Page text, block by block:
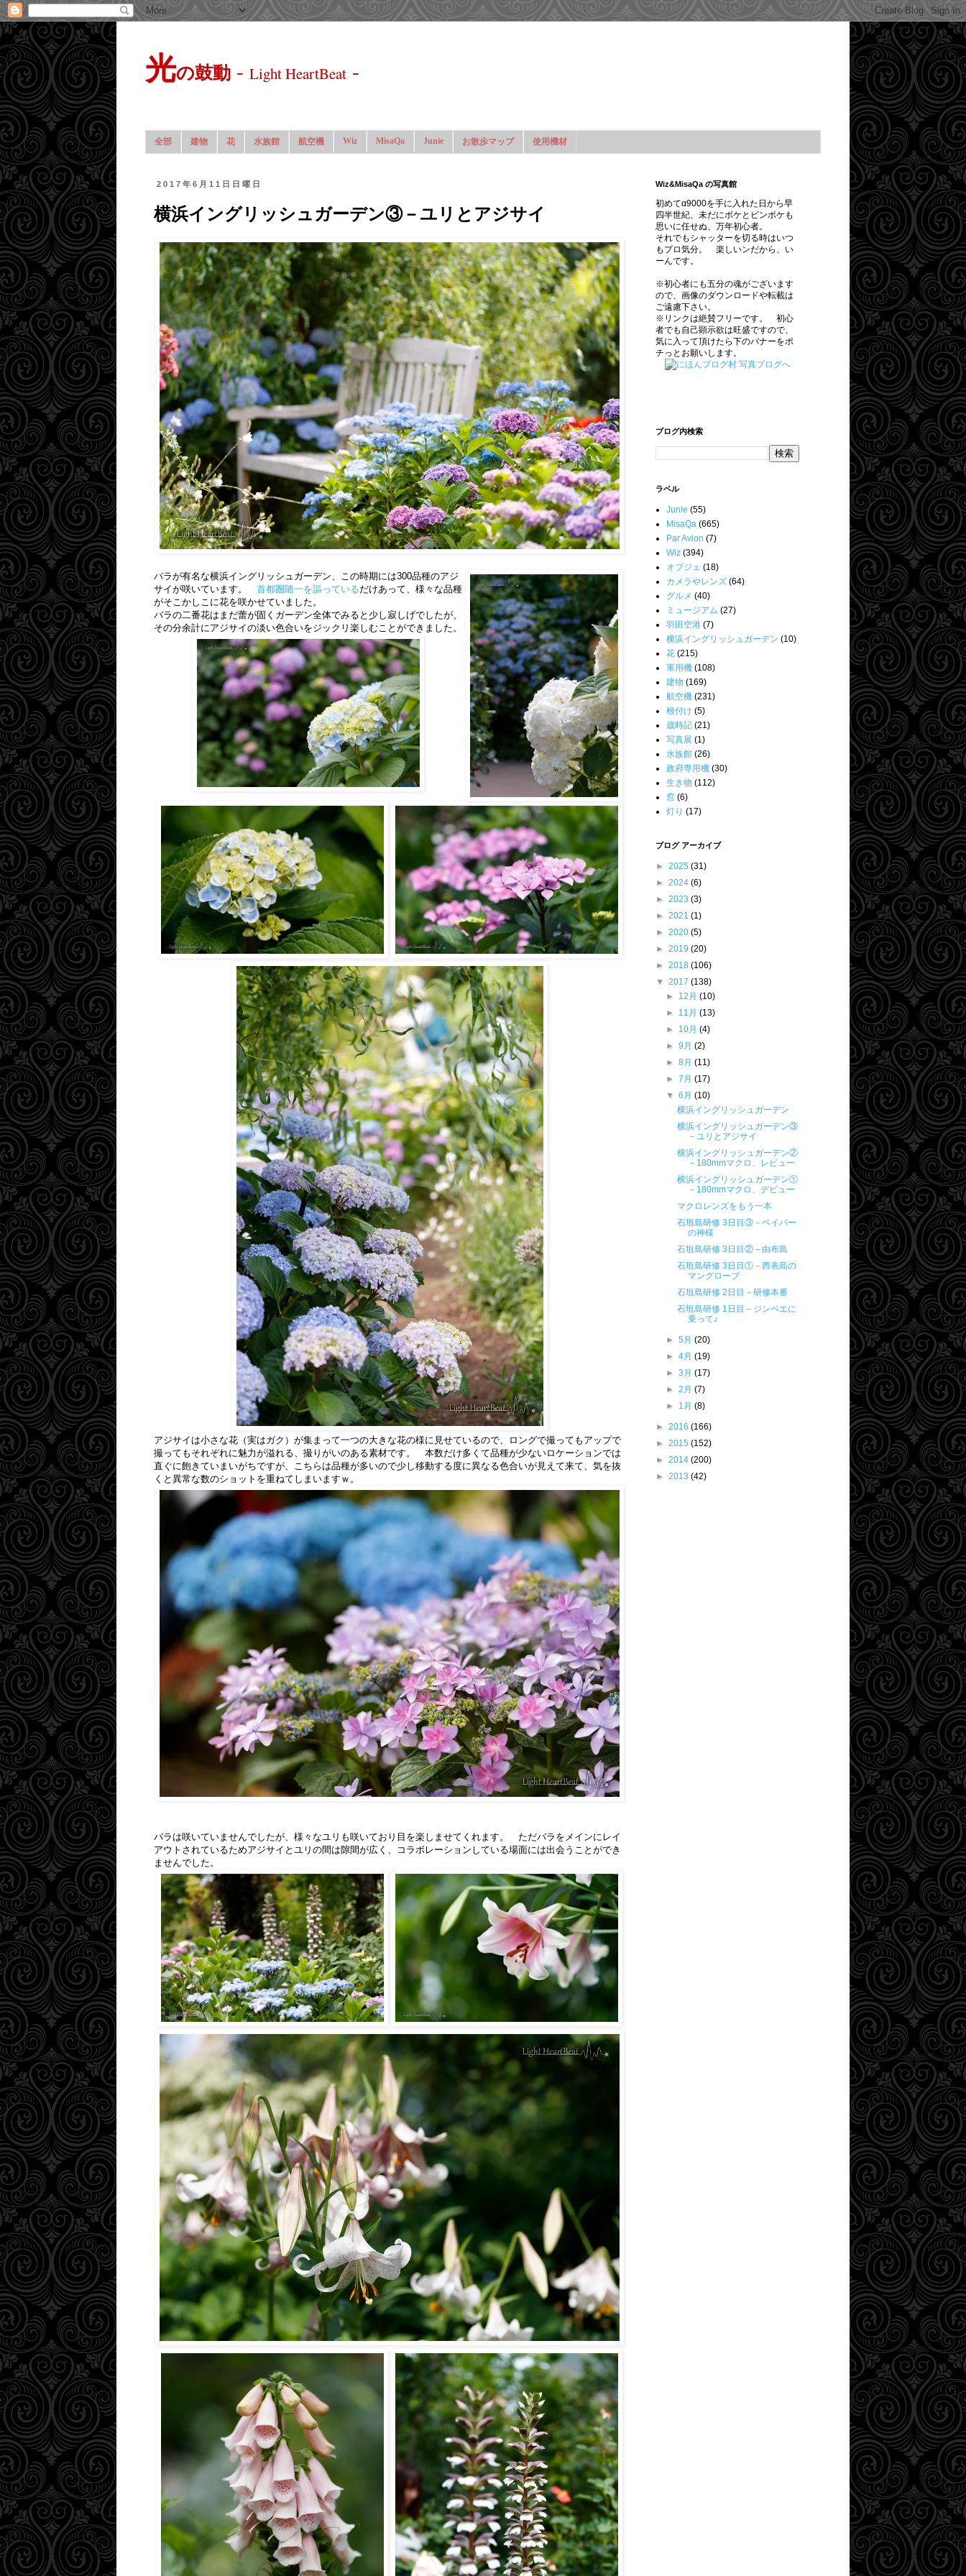
光の鼓動 - Light HeartBeat -
全部 建物 花 水族館 航空機 Wiz MisaQa Junie お散歩マップ 使用機材
2017年6月11日日曜日
横浜イングリッシュガーデン③－ユリとアジサイ
バラが有名な横浜イングリッシュガーデン、この時期には300品種のアジ
サイが咲いています。 首都圏随一を謳っているだけあって、様々な品種
がそこかしこに花を咲かせていました。
バラの二番花はまだ蕾が固くガーデン全体でみると少し寂しげでしたが、
その分余計にアジサイの淡い色合いをジックリ楽しむことができました。
アジサイは小さな花（実はガク）が集まって一つの大きな花の様に見せているので、ロングで撮ってもアップで
撮ってもそれぞれに魅力が溢れる、撮りがいのある素材です。 本数だけ多くて品種が少ないロケーションでは
直ぐに飽きていまいがちですが、こちらは品種が多いので少し移動する度に異なる色合いが見えて来て、気を抜
くと異常な数のショットを重ねてしまいますｗ。
バラは咲いていませんでしたが、様々なユリも咲いており目を楽しませてくれます。 ただバラをメインにレイ
アウトされているためアジサイとユリの間は隙間が広く、コラボレーションしている場面には出会うことができ
ませんでした。
Wiz&MisaQa の写真館
初めてα9000を手に入れた日から早
四半世紀、未だにボケとピンボケも
思いに任せぬ、万年初心者。
それでもシャッターを切る時はいつ
もプロ気分。 楽しいンだから、い
ーんです。
※初心者にも五分の魂がございます
ので、画像のダウンロードや転載は
ご遠慮下さい。
※ リンクは絶賛フリーです。 初心
者でも自己顕示欲は旺盛ですので、
気に入って頂けたら下のバナーをポ
チっとお願いします。
ブログ内検索
ラベル
Junie (55)
MisaQa (665)
Par Avion (7)
Wiz (394)
オブジェ (18)
カメラやレンズ (64)
グルメ (40)
ミュージアム (27)
羽田空港 (7)
横浜イングリッシュガーデン (10)
花 (215)
軍用機 (108)
建物 (169)
航空機 (231)
根付け (5)
歳時記 (21)
写真展 (1)
水族館 (26)
政府専用機 (30)
生き物 (112)
窓 (6)
灯り (17)
ブログ アーカイブ
► 2025 (31)
► 2024 (6)
► 2023 (3)
► 2021 (1)
► 2020 (5)
► 2019 (20)
► 2018 (106)
▼ 2017 (138)
► 12月(10)
► 11月(13)
► 10月(4)
►9月(2)
►8月(11)
►7月(17)
▼6月(10)
横浜イングリッシュガーデン
横浜イングリッシュガーデン③
－ユリとアジサイ
横浜イングリッシュガーデン②
－180mmマクロ、レビュー
横浜イングリッシュガーデン①
－180mmマクロ、デビュー
マクロレンズをもう一本
石垣島研修 3日目③－ベイパー
の神様
石垣島研修 3日目②－由布島
石垣島研修 3日目①－西表島の
マングローブ
石垣島研修 2日目－研修本番
石垣島研修 1日目－ジンベエに
乗って♪
►5月(20)
►4月(19)
►3月(17)
►2月(7)
► 1月(8)
► 2016 (166)
► 2015 (152)
► 2014 (200)
► 2013 (42)